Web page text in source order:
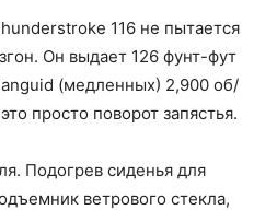
116 не пытается
Он выдает 126 фунт-фут
(медленных) 2,900 об/
просто поворот запястья.
Подогрев сиденья для
ветрового стекла,